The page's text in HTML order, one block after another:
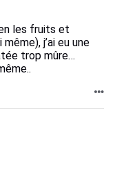
les fruits et
j’ai eu une
trop mûre…